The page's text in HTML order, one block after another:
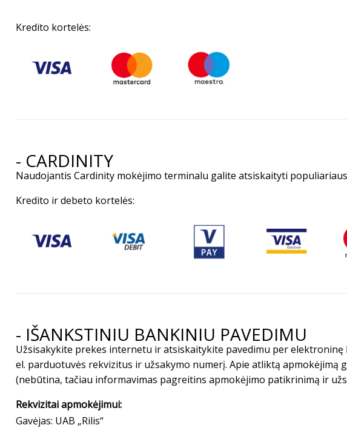
Kredito kortelės:
- CARDINITY
Naudojantis Cardinity mokėjimo terminalu galite atsiskaityti
Kredito ir debeto kortelės:
- IŠANKSTINIU BANKINIU PAVEDIMU
Užsisakykite prekes internetu ir atsiskaitykite pavedimu per
el. parduotuvės rekvizitus ir užsakymo numerį. Apie atliktą
(nebūtina, tačiau informavimas pagreitins apmokėjimo patikrinimą ir
Rekvizitai apmokėjimui:
Gavėjas: UAB „Rilis“